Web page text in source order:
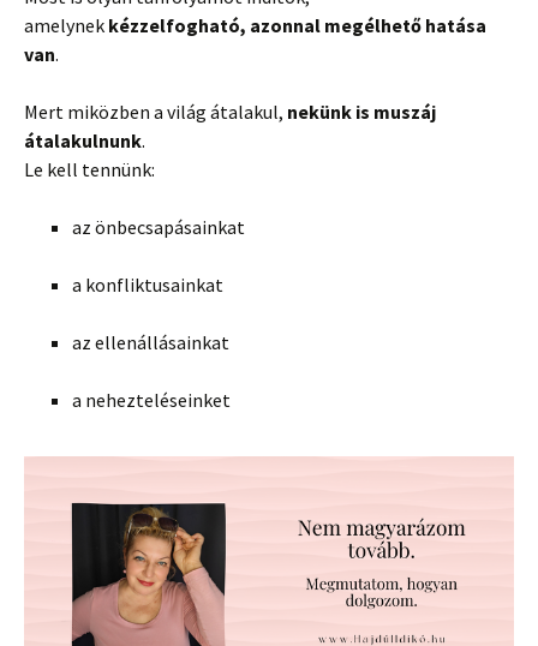
amelynek kézzelfogható, azonnal megélhető hatása
van.
Mert miközben a világ átalakul, nekünk is muszáj
átalakulnunk.
Le kell tennünk:
az önbecsapásainkat
a konfliktusainkat
az ellenállásainkat
a nehezteléseinket